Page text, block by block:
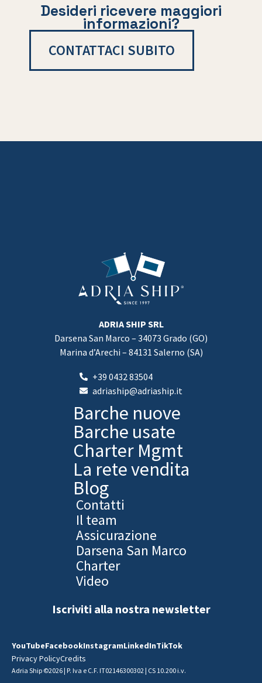
Desideri ricevere maggiori
informazioni?
CONTATTACI SUBITO
ADRIA SHIP SRL
Darsena San Marco – 34073 Grado (GO)
Marina d’Arechi – 84131 Salerno (SA)
+39 0432 83504
adriaship@adriaship.it
Barche nuove
Barche usate
Charter Mgmt
La rete vendita
Blog
Contatti
Il team
Assicurazione
Darsena San Marco
Charter
Video
Iscriviti alla nostra newsletter
Adria Ship ©2026 | P. Iva e C.F. IT02146300302 | CS 10.200 i.v.
Privacy PolicyCredits
YouTubeFacebookInstagramLinkedInTikTok